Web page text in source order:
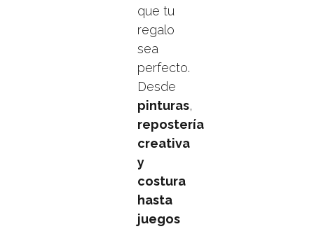
que tu
regalo
sea
perfecto.
Desde
pinturas,
repostería
creativa
y
costura
hasta
juegos